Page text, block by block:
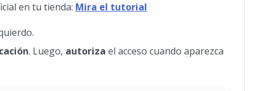
en tu tienda: Mira el tutorial
. Luego, autoriza el acceso cuando aparezca